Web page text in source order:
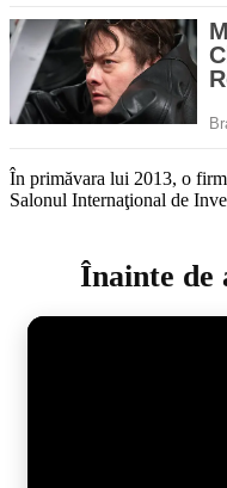
În primăvara lui 2013, o
Salonul Internaţional de
Înainte de